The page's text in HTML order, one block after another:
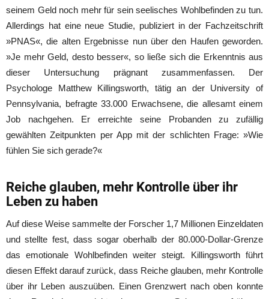
seinem Geld noch mehr für sein seelisches Wohlbefinden zu tun.
Allerdings hat eine neue Studie, publiziert in der Fachzeitschrift
»PNAS«, die alten Ergebnisse nun über den Haufen geworden.
»Je mehr Geld, desto besser«, so ließe sich die Erkenntnis aus
dieser Untersuchung prägnant zusammenfassen. Der
Psychologe Matthew Killingsworth, tätig an der University of
Pennsylvania, befragte 33.000 Erwachsene, die allesamt einem
Job nachgehen. Er erreichte seine Probanden zu zufällig
gewählten Zeitpunkten per App mit der schlichten Frage: »Wie
fühlen Sie sich gerade?«
Reiche glauben, mehr Kontrolle über ihr
Leben zu haben
Auf diese Weise sammelte der Forscher 1,7 Millionen Einzeldaten
und stellte fest, dass sogar oberhalb der 80.000-Dollar-Grenze
das emotionale Wohlbefinden weiter steigt. Killingsworth führt
diesen Effekt darauf zurück, dass Reiche glauben, mehr Kontrolle
über ihr Leben auszuüben. Einen Grenzwert nach oben konnte